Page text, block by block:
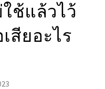
ช้แล้วไว้
สียอะไร